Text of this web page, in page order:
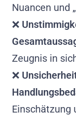
Nuancen und
❌
Zeugnis in
❌
Einschätzung